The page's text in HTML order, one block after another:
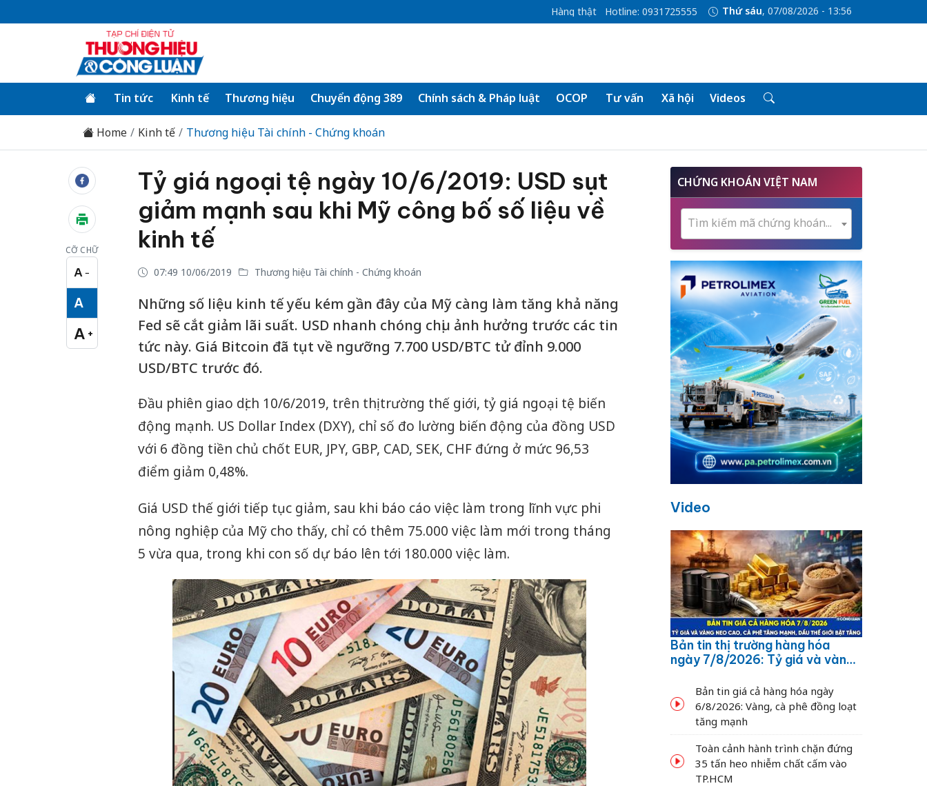
Hàng thật Hotline: 0931725555 Thứ sáu, 07/08/2026 - 13:56
Tin tức Kinh tế Thương hiệu Chuyển động 389 Chính sách & Pháp luật OCOP Tư vấn Xã hội Videos
Home Kinh tế Thương hiệu Tài chính - Chứng khoán
CỠ CHỮ
A −
Cỡ chữ nhỏ
A
Cỡ chữ vừa
A +
Cỡ chữ lớn
Tỷ giá ngoại tệ ngày 10/6/2019: USD sụt
giảm mạnh sau khi Mỹ công bố số liệu về
kinh tế
07:49 10/06/2019 Thương hiệu Tài chính - Chứng khoán
Những số liệu kinh tế yếu kém gần đây của Mỹ càng làm tăng khả năng
Fed sẽ cắt giảm lãi suất. USD nhanh chóng chịu ảnh hưởng trước các tin
tức này. Giá Bitcoin đã tụt về ngưỡng 7.700 USD/BTC tử đỉnh 9.000
USD/BTC trước đó.
Đầu phiên giao dịch 10/6/2019, trên thị trường thế giới, tỷ giá ngoại tệ biến
động mạnh. US Dollar Index (DXY), chỉ số đo lường biến động của đồng USD
với 6 đồng tiền chủ chốt EUR, JPY, GBP, CAD, SEK, CHF đứng ở mức 96,53
điểm giảm 0,48%.
Giá USD thế giới tiếp tục giảm, sau khi báo cáo việc làm trong lĩnh vực phi
nông nghiệp của Mỹ cho thấy, chỉ có thêm 75.000 việc làm mới trong tháng
5 vừa qua, trong khi con số dự báo lên tới 180.000 việc làm.
CHỨNG KHOÁN VIỆT NAM
Tìm kiếm mã chứng khoán...
Video
Bản tin thị trường hàng hóa
ngày 7/8/2026: Tỷ giá và vàng
dầu thế giới bật tăng
Bản tin giá cả hàng hóa ngày
6/8/2026: Vàng, cà phê đồng loạt
tăng mạnh
Toàn cảnh hành trình chặn đứng
35 tấn heo nhiễm chất cấm vào
TP.HCM